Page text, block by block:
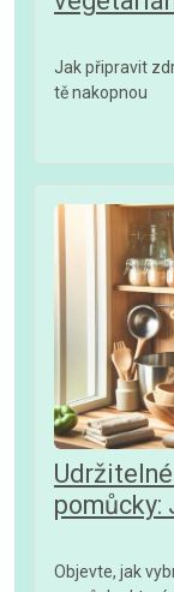
Jak připravit
tě nakopnou
pomůcky:
Objevte, jak